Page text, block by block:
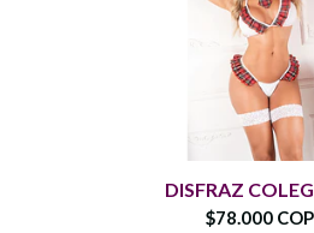
DISFRAZ
$78.000 COP